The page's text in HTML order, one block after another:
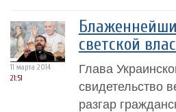
11 марта 2014
21:51
светской
Глава
свидетельство
разгар